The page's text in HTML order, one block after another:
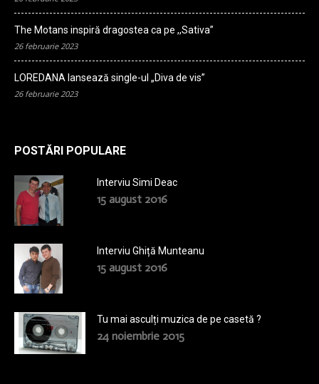
The Motans inspiră dragostea ca pe ,,Sativa”
26 februarie 2023
LOREDANA lansează single-ul „Diva de vis”
26 februarie 2023
POSTĂRI POPULARE
Interviu Simi Deac
15 august 2016
Interviu Ghiță Munteanu
15 august 2016
Tu mai asculți muzica de pe casetă ?
24 noiembrie 2015